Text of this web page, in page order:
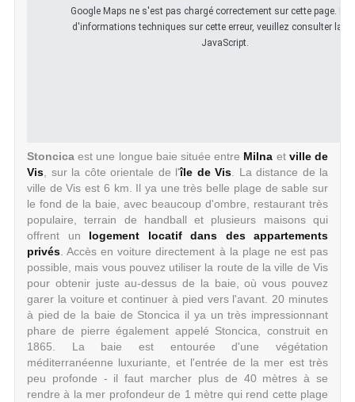
Google Maps ne s'est pas chargé correctement sur cette page.
d'informations techniques sur cette erreur, veuillez consulter la
JavaScript.
Stoncicaest une longue baie située entre Milna et ville de
Vis , sur la côte orientale de l'île de Vis . La distance de la
ville de Vis est 6 km. Il ya une très belle plage de sable sur
le fond de la baie, avec beaucoup d'ombre, restaurant très
populaire, terrain de handball et plusieurs maisons qui
offrent un logement locatif dans des appartements
privés . Accès en voiture directement à la plage ne est pas
possible, mais vous pouvez utiliser la route de la ville de Vis
pour obtenir juste au-dessus de la baie, où vous pouvez
garer la voiture et continuer à pied vers l'avant. 20 minutes
à pied de la baie de Stoncica il ya un très impressionnant
phare de pierre également appelé Stoncica, construit en
1865. La baie est entourée d'une végétation
méditerranéenne luxuriante, et l'entrée de la mer est très
peu profonde - il faut marcher plus de 40 mètres à se
rendre à la mer profondeur de 1 mètre qui rend cette plage